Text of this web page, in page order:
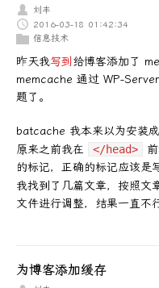
刘丰
2016-03-18 01:42:34
信息技术
昨天我写到 给博客添加了
memcache 通过 WP-
题了。
batcache 我本来以为安装
原来之前我在
</head>
的标记，正确的标记应该是
我找到了几篇文章，按照文
文件进行调整，结果一直不行
为博客添加缓存